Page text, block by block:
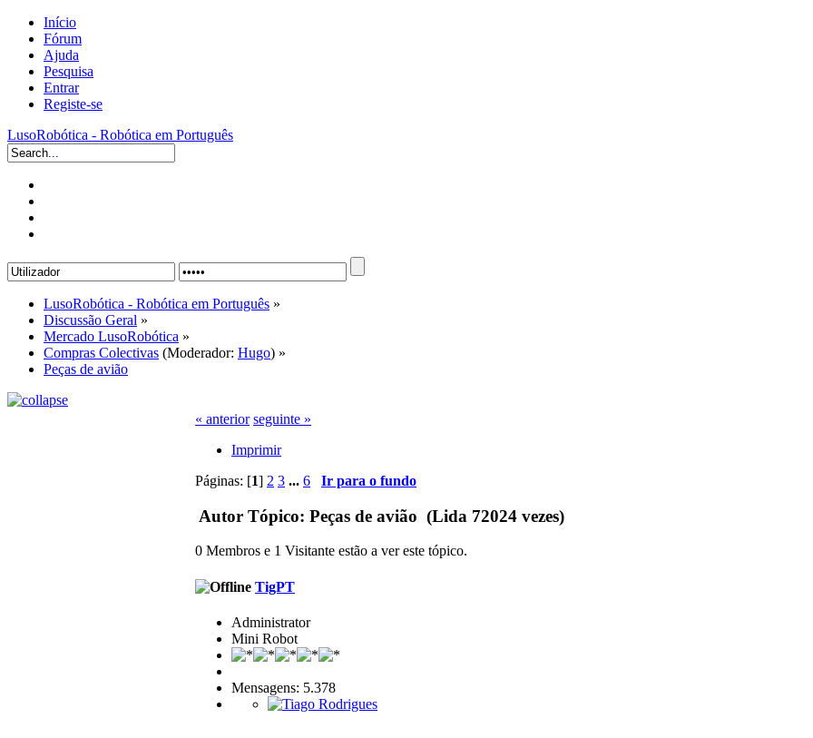
Início
Fórum
Ajuda
Pesquisa
Entrar
Registe-se
LusoRobótica - Robótica em Português
LusoRobótica - Robótica em Português »
Discussão Geral »
Mercado LusoRobótica »
Compras Colectivas (Moderador: Hugo) »
Peças de avião
« anterior seguinte »
Imprimir
Páginas: [1] 2 3 ... 6 Ir para o fundo
Autor Tópico: Peças de avião (Lida 72024 vezes)
0 Membros e 1 Visitante estão a ver este tópico.
TigPT
Administrator
Mini Robot
Mensagens: 5.378